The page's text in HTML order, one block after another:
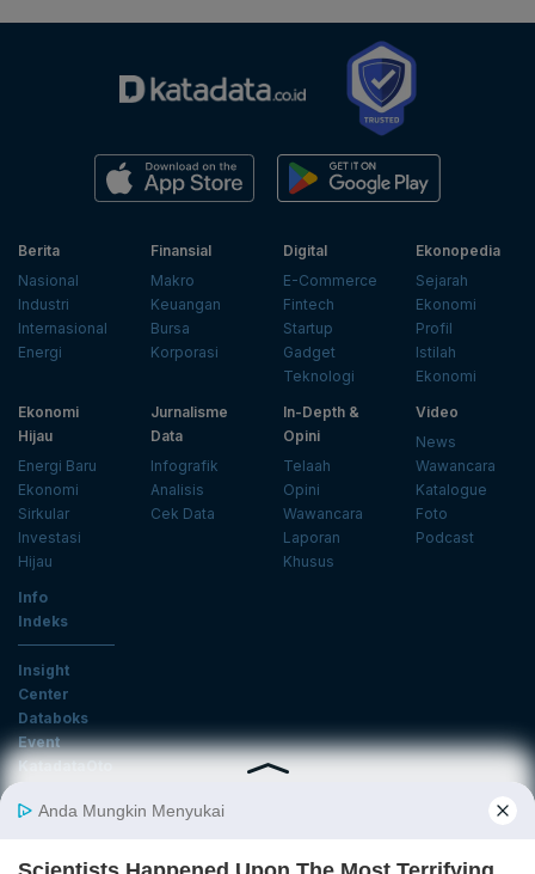
Berita
Nasional
Industri
Internasional
Energi
Finansial
Makro
Keuangan
Bursa
Korporasi
Digital
E-Commerce
Fintech
Startup
Gadget
Teknologi
Ekonopedia
Sejarah
Ekonomi
Profil
Istilah
Ekonomi
Ekonomi
Hijau
Energi Baru
Ekonomi
Sirkular
Investasi
Hijau
Jurnalisme
Data
Infografik
Analisis
Cek Data
In-Depth &
Opini
Telaah
Opini
Wawancara
Laporan
Khusus
Video
News
Wawancara
Katalogue
Foto
Podcast
Info
Indeks
Insight
Center
Databoks
Event
KatadataOto
Email